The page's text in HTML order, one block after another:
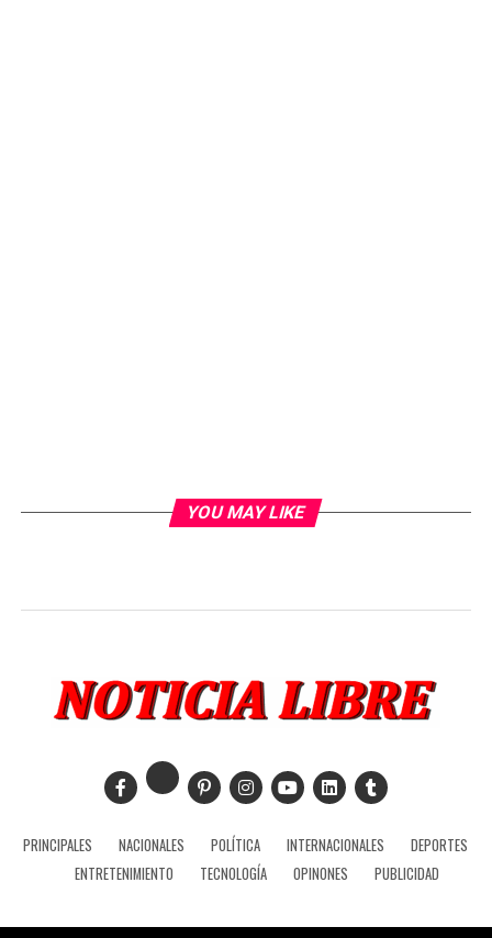
YOU MAY LIKE
PRINCIPALES NACIONALES POLÍTICA INTERNACIONALES
DEPORTES
ENTRETENIMIENTO
TECNOLOGÍA OPINONES PUBLICIDAD